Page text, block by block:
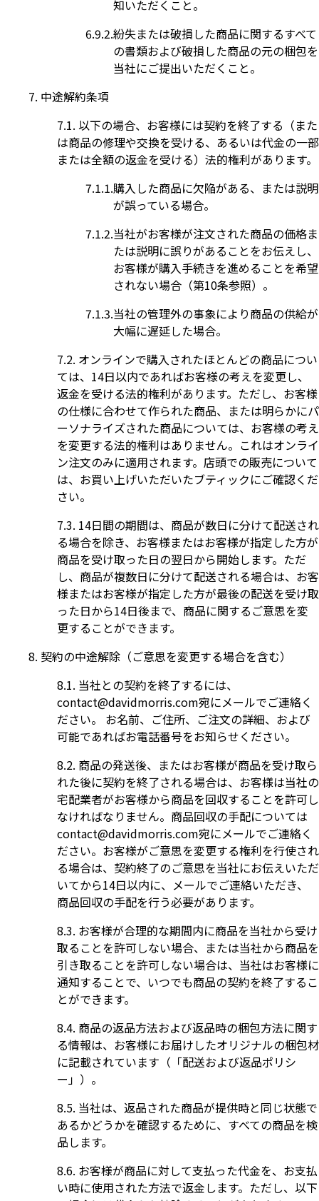
知いただくこと。
紛失または破損した商品に関するすべて
の書類および破損した商品の元の梱包を
当社にご提出いただくこと。
中途解約条項
以下の場合、お客様には契約を終了する（また
は商品の修理や交換を受ける、あるいは代金の一部
または全額の返金を受ける）法的権利があります。
購入した商品に欠陥がある、または説明
が誤っている場合。
当社がお客様が注文された商品の価格ま
たは説明に誤りがあることをお伝えし、
お客様が購入手続きを進めることを希望
されない場合（第10条参照）。
当社の管理外の事象により商品の供給が
大幅に遅延した場合。
オンラインで購入されたほとんどの商品につい
ては、14日以内であればお客様の考えを変更し、
返金を受ける法的権利があります。ただし、お客様
の仕様に合わせて作られた商品、または明らかにパ
ーソナライズされた商品については、お客様の考え
を変更する法的権利はありません。これはオンライ
ン注文のみに適用されます。店頭での販売について
は、お買い上げいただいたブティックにご確認くだ
さい。
14日間の期間は、商品が数日に分けて配送され
る場合を除き、お客様またはお客様が指定した方が
商品を受け取った日の翌日から開始します。ただ
し、商品が複数日に分けて配送される場合は、お客
様またはお客様が指定した方が最後の配送を受け取
った日から14日後まで、商品に関するご意思を変
更することができます。
契約の中途解除（ご意思を変更する場合を含む）
当社との契約を終了するには、
contact@davidmorris.com宛にメールでご連絡く
ださい。 お名前、ご住所、ご注文の詳細、および
可能であればお電話番号をお知らせください。
商品の発送後、またはお客様が商品を受け取ら
れた後に契約を終了される場合は、お客様は当社の
宅配業者がお客様から商品を回収することを許可し
なければなりません。商品回収の手配については
contact@davidmorris.com宛にメールでご連絡く
ださい。お客様がご意思を変更する権利を行使され
る場合は、契約終了のご意思を当社にお伝えいただ
いてから14日以内に、メールでご連絡いただき、
商品回収の手配を行う必要があります。
お客様が合理的な期間内に商品を当社から受け
取ることを許可しない場合、または当社から商品を
引き取ることを許可しない場合は、当社はお客様に
通知することで、いつでも商品の契約を終了するこ
とができます。
商品の返品方法および返品時の梱包方法に関す
る情報は、お客様にお届けしたオリジナルの梱包材
に記載されています（「配送および返品ポリシ
ー」）。
当社は、返品された商品が提供時と同じ状態で
あるかどうかを確認するために、すべての商品を検
品します。
お客様が商品に対して支払った代金を、お支払
い時に使用された方法で返金します。ただし、以下